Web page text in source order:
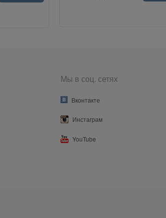
Мы в соц. сетях
Вконтакте
Инстаграм
YouTube